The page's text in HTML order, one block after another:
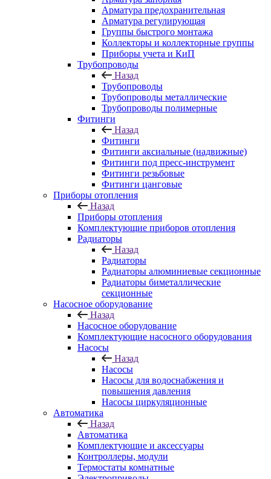
Арматура предохранительная
Арматура регулирующая
Группы быстрого монтажа
Коллекторы и коллекторные группы
Приборы учета и КиП
Трубопроводы
Назад
Трубопроводы
Трубопроводы металлические
Трубопроводы полимерные
Фитинги
Назад
Фитинги
Фитинги аксиальные (надвижные)
Фитинги под пресс-инструмент
Фитинги резьбовые
Фитинги цанговые
Приборы отопления
Назад
Приборы отопления
Комплектующие приборов отопления
Радиаторы
Назад
Радиаторы
Радиаторы алюминиевые секционные
Радиаторы биметаллические
секционные
Насосное оборудование
Назад
Насосное оборудование
Комплектующие насосного оборудования
Насосы
Назад
Насосы
Насосы для водоснабжения и
повышения давления
Насосы циркуляционные
Автоматика
Назад
Автоматика
Комплектующие и аксессуары
Контроллеры, модули
Термостаты комнатные